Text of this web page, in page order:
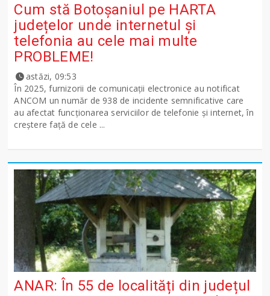
Cum stă Botoșaniul pe HARTA
județelor unde internetul și
telefonia au cele mai multe
PROBLEME!
astăzi, 09:53
În 2025, furnizorii de comunicații electronice au notificat
ANCOM un număr de 938 de incidente semnificative care
au afectat funcționarea serviciilor de telefonie și internet, în
creștere față de cele ...
ANAR: În 55 de localități din județul